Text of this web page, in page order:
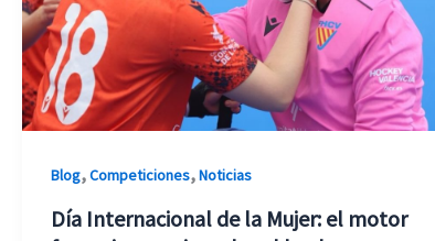
Blog,Competiciones,Noticias
Día Internacional de la Mujer: el motor